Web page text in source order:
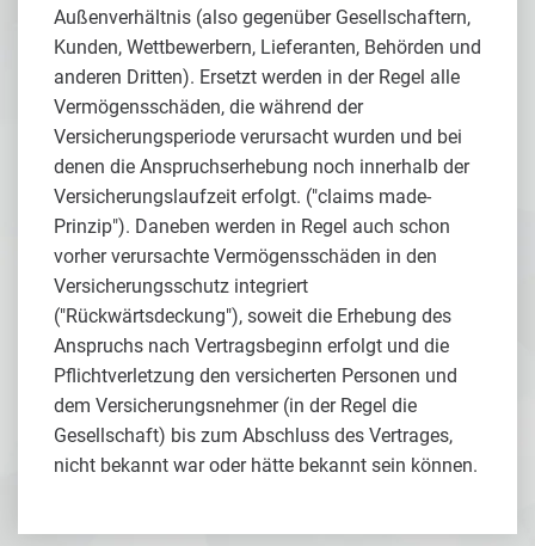
Außenverhältnis (also gegenüber Gesellschaftern,
Kunden, Wettbewerbern, Lieferanten, Behörden und
anderen Dritten). Ersetzt werden in der Regel alle
Vermögensschäden, die während der
Versicherungsperiode verursacht wurden und bei
denen die Anspruchserhebung noch innerhalb der
Versicherungslaufzeit erfolgt. ("claims made-
Prinzip"). Daneben werden in Regel auch schon
vorher verursachte Vermögensschäden in den
Versicherungsschutz integriert
("Rückwärtsdeckung"), soweit die Erhebung des
Anspruchs nach Vertragsbeginn erfolgt und die
Pflichtverletzung den versicherten Personen und
dem Versicherungsnehmer (in der Regel die
Gesellschaft) bis zum Abschluss des Vertrages,
nicht bekannt war oder hätte bekannt sein können.